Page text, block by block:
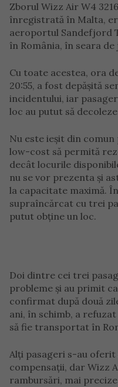
Zborul Wizz Air W4
înregistrată în Malta,
aeroportul Sandefjord
în România, în seara de
Cu toate acestea, ora
20:55, a fost depășită
incidentului, iar
loc au putut să
Nu este ieșit din
low-cost să permită
decât locurile
nu se vor prezenta și
la capacitate maximă.
supraîncărcat cu trei
putut obține un loc.
Doi dintre cei trei
probleme și au primit
confirmat după două
ani, în schimb, a
să fie transportat în
Alți pasageri s-au oferit
compensații, dar Wizz
rambursări, mai